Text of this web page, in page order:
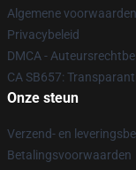
Algemene voorwaarden
Privacybeleid
DMCA -
CA SB657:
Onze steun
Verzend- en
Betalingsvoorwaarden